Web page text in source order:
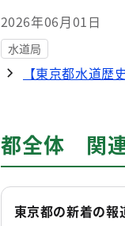
2026年06月01日
水道局
【東京都水道
都全体 関
東京都の新着の報